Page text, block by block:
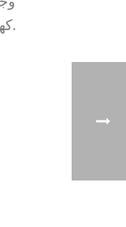
كهربائي.